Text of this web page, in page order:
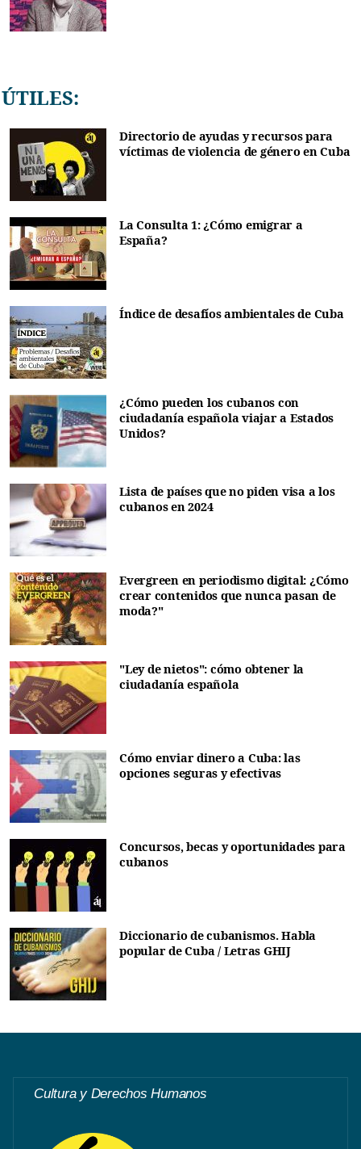
ÚTILES:
Directorio de ayudas y recursos para
víctimas de violencia de género en Cuba
La Consulta 1: ¿Cómo emigrar a
España?
Índice de desafíos ambientales de Cuba
¿Cómo pueden los cubanos con
ciudadanía española viajar a Estados
Unidos?
Lista de países que no piden visa a los
cubanos en 2024
Evergreen en periodismo digital: ¿Cómo
crear contenidos que nunca pasan de
moda?"
"Ley de nietos": cómo obtener la
ciudadanía española
Cómo enviar dinero a Cuba: las
opciones seguras y efectivas
Concursos, becas y oportunidades para
cubanos
Diccionario de cubanismos. Habla
popular de Cuba / Letras GHIJ
Cultura y Derechos Humanos